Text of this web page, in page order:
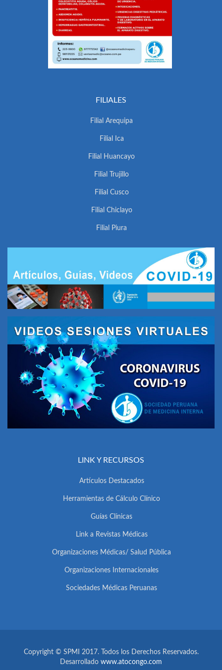
FILIALES
Filial Arequipa
Filial Ica
Filial Huancayo
Filial Trujillo
Filial Cusco
Filial Chiclayo
Filial Piura
LINK Y RECURSOS
Artículos Destacados
Herramientas de Cálculo Clínico
Guías Clínicas
Link a Revistas Médicas
Organizaciones Médicas/ Salud Pública
Organizaciones Internacionales
Sociedades Médicas Peruanas
Copyright © SPMI 2017. Todos los Derechos Reservados.
Desarrollado www.atocongo.com